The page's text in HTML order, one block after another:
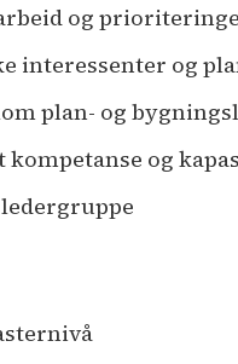
og
interessenter og
plan- og
kompetanse og